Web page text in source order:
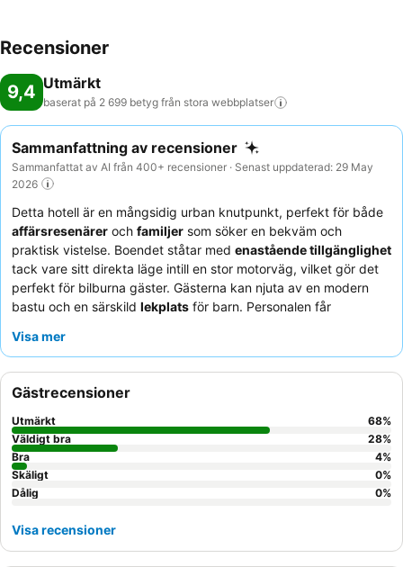
Recensioner
9,4 Utmärkt
baserat på 2 699 betyg från stora webbplatser
Sammanfattning av recensioner
Sammanfattat av AI från 400+ recensioner · Senast uppdaterad: 29 May
2026
Detta hotell är en mångsidig urban knutpunkt, perfekt för både
affärsresenärer och familjer som söker en bekväm och
praktisk vistelse. Boendet ståtar med enastående tillgänglighet
tack vare sitt direkta läge intill en stor motorväg, vilket gör det
perfekt för bilburna gäster. Gästerna kan njuta av en modern
bastu och en särskild lekplats för barn. Personalen får
professionalism, vilket kompletterar det varierade och läckra
att be om ett rum som vetter bort från motorvägen.
Visa mer
Gästrecensioner
Utmärkt 68%
Väldigt bra
28%
Bra
4%
Skäligt
0%
Dålig
0%
Visa recensioner